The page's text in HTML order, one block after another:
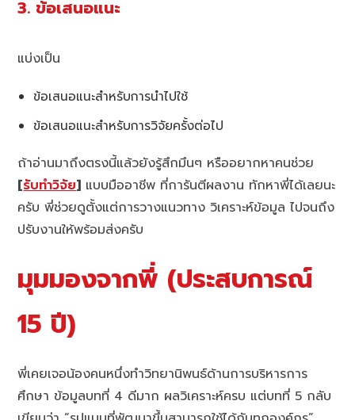
3. ข้อเสนอแนะ
แบ่งเป็น
ข้อเสนอแนะสำหรับการนำไปใช้
ข้อเสนอแนะสำหรับการวิจัยครั้งต่อไป
ถ้าอ่านมาถึงตรงนี้แล้วยังรู้สึกมึนๆ หรืออยากหาคนช่วย
[รับทำวิจัย] แบบมืออาชีพ ที่การันตีผลงาน ทักหาพี่ได้เลยนะ
ครับ พี่ช่วยดูตั้งแต่การวางแนวทาง วิเคราะห์ข้อมูล ไปจนถึง
ปรับงานให้พร้อมส่งครับ
มุมมองจากพี่ (ประสบการณ์
15 ปี)
พี่เคยเจอน้องคนหนึ่งทำวิทยานิพนธ์ด้านการบริหารการ
ศึกษา ข้อมูลบทที่ 4 ดีมาก ผลวิเคราะห์ครบ แต่บทที่ 5 กลับ